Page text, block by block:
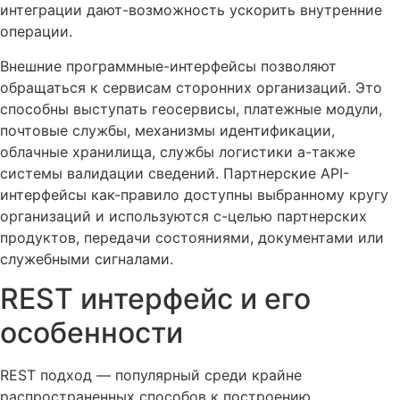
интеграции дают-возможность ускорить внутренние
операции.
Внешние программные-интерфейсы позволяют
обращаться к сервисам сторонних организаций. Это
способны выступать геосервисы, платежные модули,
почтовые службы, механизмы идентификации,
облачные хранилища, службы логистики а-также
системы валидации сведений. Партнерские API-
интерфейсы как-правило доступны выбранному кругу
организаций и используются с-целью партнерских
продуктов, передачи состояниями, документами или
служебными сигналами.
REST интерфейс и его
особенности
REST подход — популярный среди крайне